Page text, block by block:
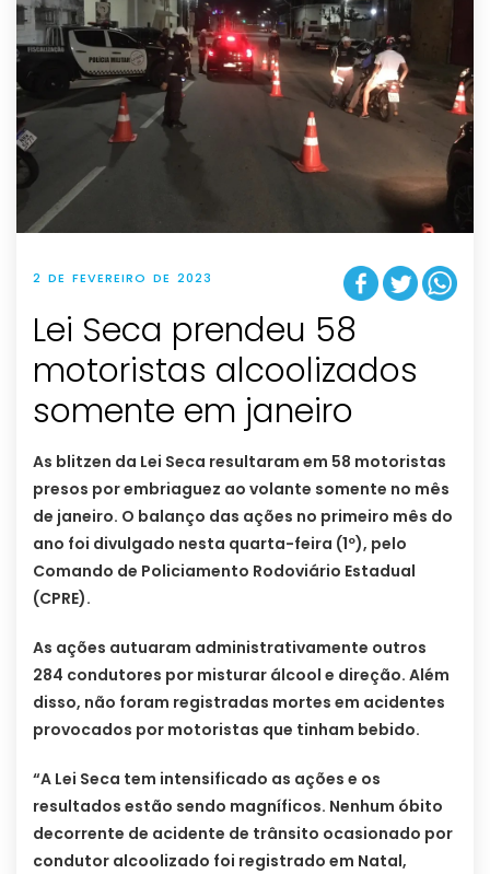
2 DE FEVEREIRO DE 2023
Lei Seca prendeu 58
motoristas alcoolizados
somente em janeiro
As blitzen da Lei Seca resultaram em 58 motoristas
presos por embriaguez ao volante somente no mês
de janeiro. O balanço das ações no primeiro mês do
ano foi divulgado nesta quarta-feira (1º), pelo
Comando de Policiamento Rodoviário Estadual
(CPRE).
As ações autuaram administrativamente outros
284 condutores por misturar álcool e direção. Além
disso, não foram registradas mortes em acidentes
provocados por motoristas que tinham bebido.
“A Lei Seca tem intensificado as ações e os
resultados estão sendo magníficos. Nenhum óbito
decorrente de acidente de trânsito ocasionado por
condutor alcoolizado foi registrado em Natal,